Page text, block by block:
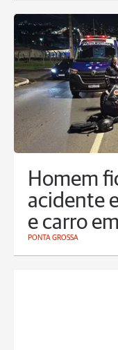
Homem
acidente
e carro
PONTA GROSSA